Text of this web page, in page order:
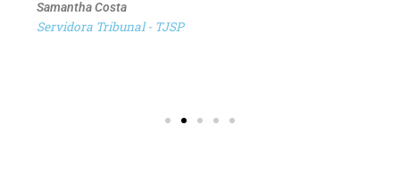
Samantha Costa
Servidora Tribunal - TJSP